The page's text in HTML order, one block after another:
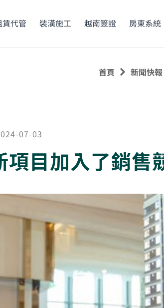
賃代管 裝潢施工 越南簽證 房東系統
首頁 新聞快報
07-03
目加入了銷售